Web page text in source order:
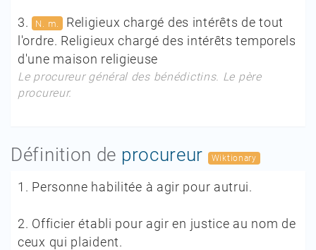
3. N. m.
Religieux chargé des intérêts de tout
l'ordre. Religieux chargé des intérêts temporels
d'une maison religieuse
Le procureur général des bénédictins. Le père
procureur.
Définition de procureur Wiktionary
1. Personne habilitée à agir pour autrui.
2. Officier établi pour agir en justice au nom de
ceux qui plaident.